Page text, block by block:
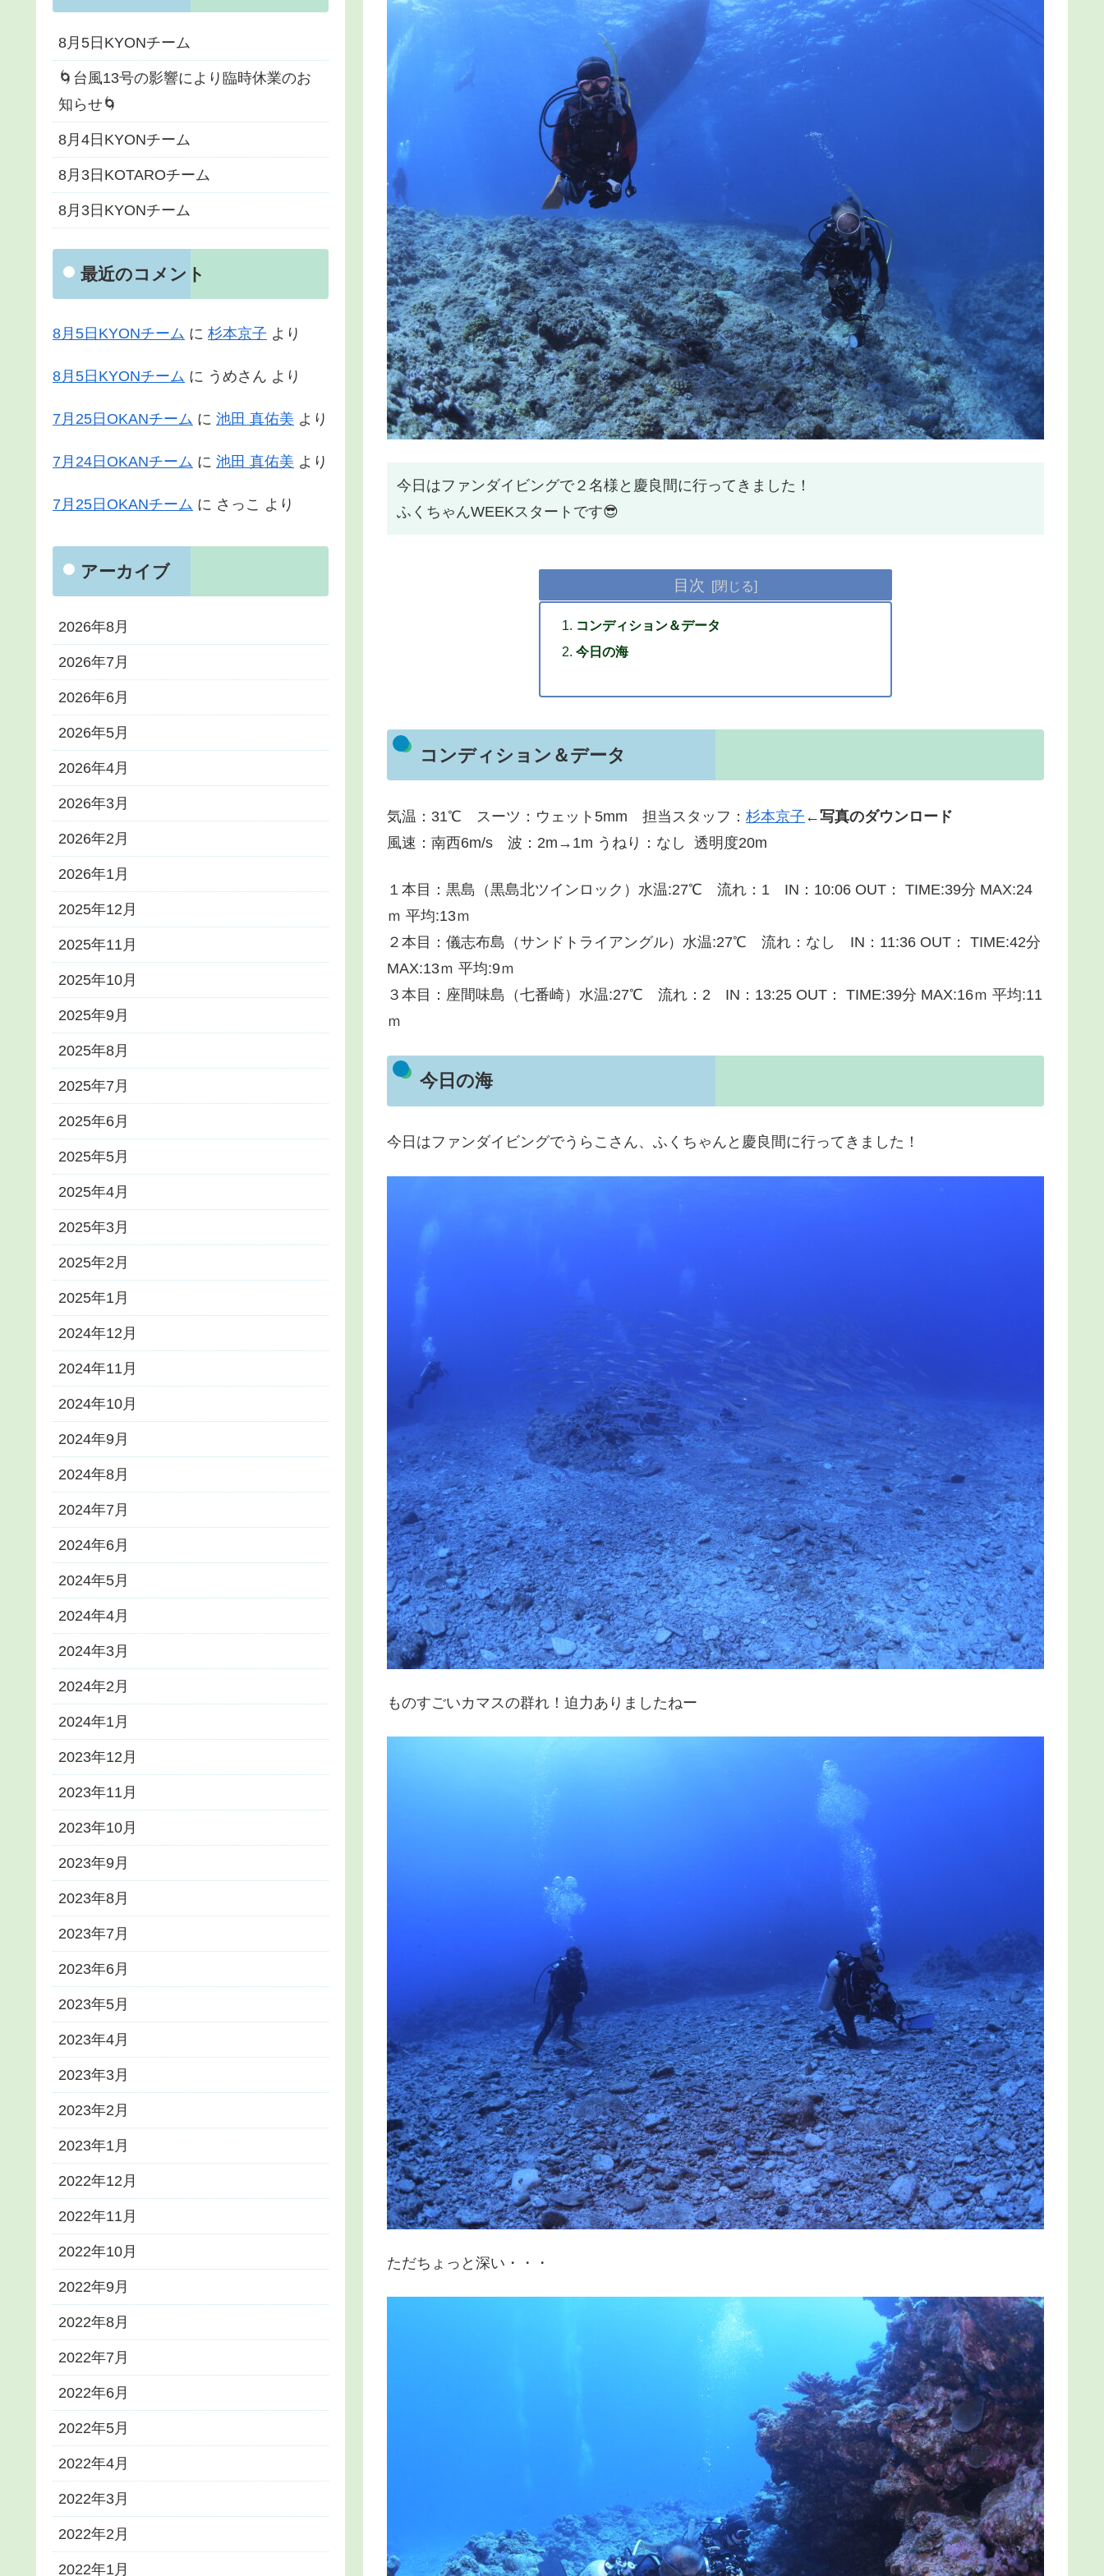
今日はファンダイビングで２名様と慶良間に行ってきました！
ふくちゃんWEEKスタートです😎
目次
コンディション＆データ
今日の海
コンディション＆データ
気温：31℃ スーツ：ウェット5mm 担当スタッフ： 杉本京子 ←写真のダウンロード
風速：南西6m/s 波：2m→1m うねり：なし 透明度20m
１本目：黒島（黒島北ツインロック）水温:27℃ 流れ：1 IN：10:06 OUT： TIME:39分 MAX:24
ｍ 平均:13ｍ
２本目：儀志布島（サンドトライアングル）水温:27℃ 流れ：なし IN：11:36 OUT： TIME:42分
MAX:13ｍ 平均:9ｍ
３本目：座間味島（七番崎）水温:27℃ 流れ：2 IN：13:25 OUT： TIME:39分 MAX:16ｍ 平均:11
ｍ
今日の海
今日はファンダイビングでうらこさん、ふくちゃんと慶良間に行ってきました！
ものすごいカマスの群れ！迫力ありましたねー
ただちょっと深い・・・
8月5日KYONチーム
🌀台風13号の影響により臨時休業のお
知らせ🌀
8月4日KYONチーム
8月3日KOTAROチーム
8月3日KYONチーム
最近のコメント
8月5日KYONチーム に 杉本京子 より
8月5日KYONチーム に うめさん より
7月25日OKANチーム に 池田 真佑美 より
7月24日OKANチーム に 池田 真佑美 より
7月25日OKANチーム に さっこ より
アーカイブ
2026年8月
2026年7月
2026年6月
2026年5月
2026年4月
2026年3月
2026年2月
2026年1月
2025年12月
2025年11月
2025年10月
2025年9月
2025年8月
2025年7月
2025年6月
2025年5月
2025年4月
2025年3月
2025年2月
2025年1月
2024年12月
2024年11月
2024年10月
2024年9月
2024年8月
2024年7月
2024年6月
2024年5月
2024年4月
2024年3月
2024年2月
2024年1月
2023年12月
2023年11月
2023年10月
2023年9月
2023年8月
2023年7月
2023年6月
2023年5月
2023年4月
2023年3月
2023年2月
2023年1月
2022年12月
2022年11月
2022年10月
2022年9月
2022年8月
2022年7月
2022年6月
2022年5月
2022年4月
2022年3月
2022年2月
2022年1月